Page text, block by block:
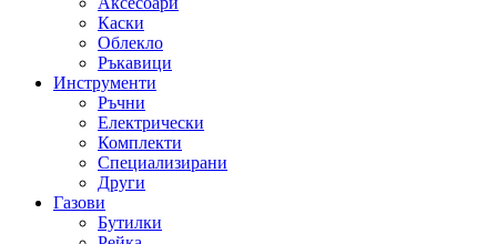
Каски
Облекло
Ръкавици
Инструменти
Ръчни
Електрически
Комплекти
Специализирани
Други
Газови
Бутилки